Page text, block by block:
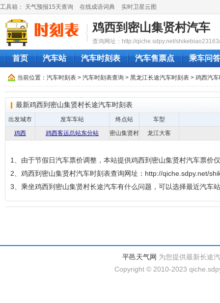
工具箱： 天气预报15天查询 在线成语词典 实时卫星云图
鸡西到密山集贤村汽车
查询网址：http://qiche.sdpy.net/shikebiao23163/
首页 汽车站 汽车时刻表 汽车售票点 乘车问答
当前位置： 汽车时刻表 > 汽车时刻表查询 > 黑龙江长途汽车时刻表 > 鸡西汽
最新鸡西到密山集贤村长途汽车时刻表
出发城市 发车车站 终点站
车型
鸡西
鸡西客运总站东分站 密山集贤村 龙江大客
1、由于节假日汽车票价调整，本站提供鸡西到密山集贤村汽车票价
2、鸡西到密山集贤村汽车时刻表查询网址：http://qiche.sdpy.net/
3、乘坐鸡西到密山集贤村长途汽车有什么问题，可以选择最近汽车
平邑天气网 为您提供最新长途
Copyright © 2010-2023